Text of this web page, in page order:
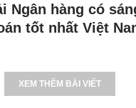
Ngân hàng có
tốt nhất Việt
XEM THÊM BÀI VIẾT